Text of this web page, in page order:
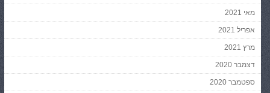
מאי 2021
אפריל 2021
מרץ 2021
דצמבר 2020
ספטמבר 2020